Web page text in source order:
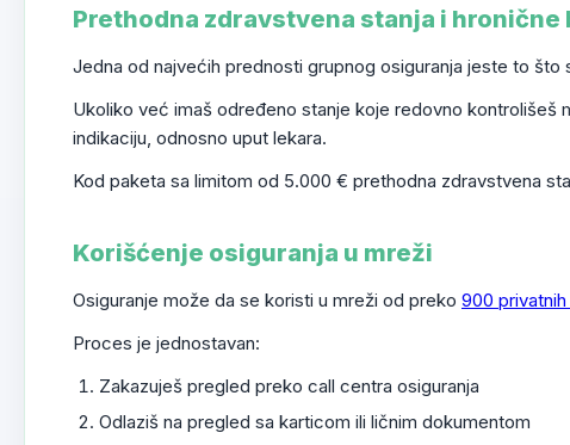
Prethodna zdravstvena stanja i hronične
Jedna od najvećih prednosti grupnog osiguranja jeste to
Ukoliko već imaš određeno stanje koje redovno kontrolišeš
indikaciju, odnosno uput lekara.
Kod paketa sa limitom od 5.000 € prethodna zdravstvena
Korišćenje osiguranja u mreži
Osiguranje može da se koristi u mreži od preko 900
Proces je jednostavan:
Zakazuješ pregled preko call centra osiguranja
Odlaziš na pregled sa karticom ili ličnim dokumentom